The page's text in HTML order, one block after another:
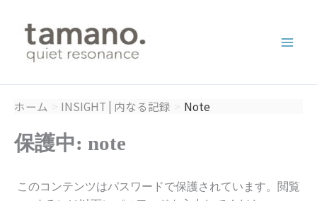
ホーム INSIGHT | 内なる記録 Note
保護中: note
このコンテンツはパスワードで保護されています。閲覧